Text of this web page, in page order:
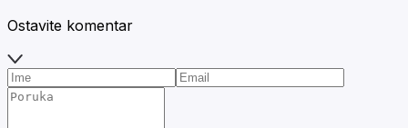
Ostavite komentar